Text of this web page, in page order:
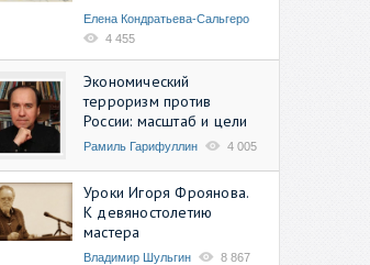
Елена Кондратьева-Сальгеро
4 455
Экономический
терроризм против
России: масштаб и цели
Рамиль Гарифуллин 4 005
Уроки Игоря Фроянова.
К девяностолетию
мастера
Владимир Шульгин 8 867